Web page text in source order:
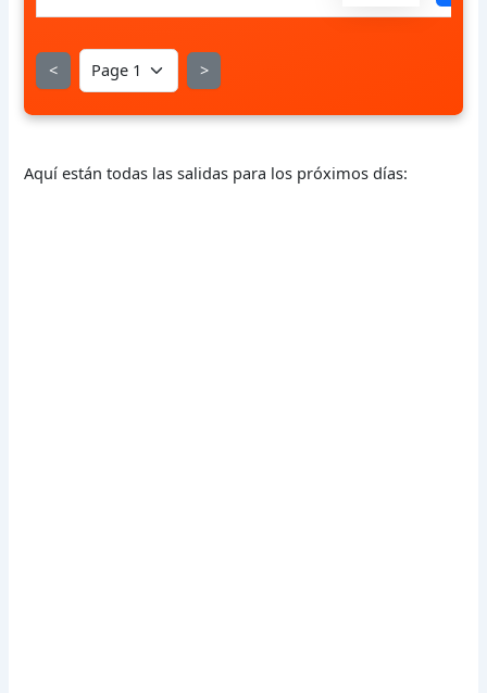
< >
Aquí están todas las salidas para los próximos días: